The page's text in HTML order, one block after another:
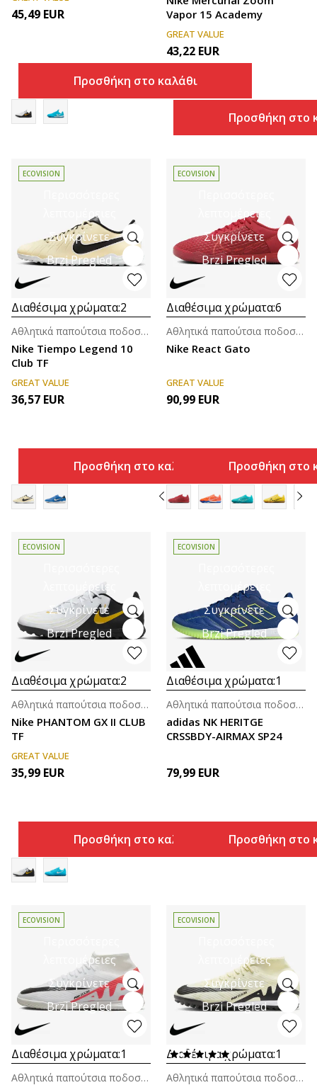
45,49 EUR
Προσθήκη στο καλάθι
Vapor 15 Academy
GREAT VALUE
43,22 EUR
Προσθήκη στο
λεπτομέρειες
Συγκρίνετε
Brzi Pregled
ECOVISION
Διαθέσιμα χρώματα:2
Nike Tiempo Legend 10
Club TF
Αθλητικά παπούτσια ποδοσφαίρου για άνδρες
GREAT VALUE
36,57 EUR
Προσθήκη στο καλάθι
λεπτομέρειες
Συγκρίνετε
Brzi Pregled
ECOVISION
Διαθέσιμα χρώματα:6
Nike React Gato
Αθλητικά παπούτσια ποδοσφαίρου για άνδρες
GREAT VALUE
90,99 EUR
Προσθήκη στο
λεπτομέρειες
Συγκρίνετε
Brzi Pregled
ECOVISION
Διαθέσιμα χρώματα:2
Nike PHANTOM GX II CLUB
TF
Αθλητικά παπούτσια ποδοσφαίρου για ενήλικες
GREAT VALUE
35,99 EUR
Προσθήκη στο καλάθι
λεπτομέρειες
Συγκρίνετε
Brzi Pregled
ECOVISION
Διαθέσιμα χρώματα:1
adidas NK HERITGE
CRSSBDY-AIRMAX SP24
Αθλητικά παπούτσια ποδοσφαίρου για ενήλικες
79,99 EUR
Προσθήκη στο
λεπτομέρειες
Συγκρίνετε
Brzi Pregled
ECOVISION
Διαθέσιμα χρώματα:1
Αθλητικά παπούτσια ποδοσφαίρου για άνδρες
λεπτομέρειες
Συγκρίνετε
Brzi Pregled
ECOVISION
Διαθέσιμα χρώματα:1
Αθλητικά παπούτσια ποδοσφαίρου για άνδρες